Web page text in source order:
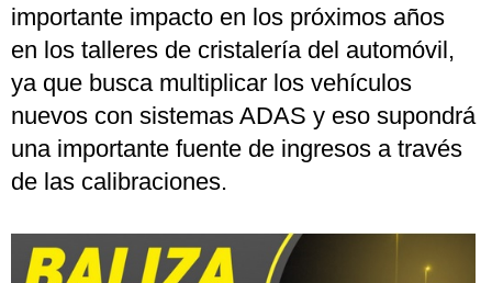
importante impacto en los próximos años
en los talleres de cristalería del automóvil,
ya que busca multiplicar los vehículos
nuevos con sistemas ADAS y eso supondrá
una importante fuente de ingresos a través
de las calibraciones.